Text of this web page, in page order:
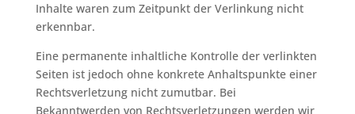
Inhalte waren zum Zeitpunkt der Verlinkung nicht
erkennbar.
Eine permanente inhaltliche Kontrolle der verlinkten
Seiten ist jedoch ohne konkrete Anhaltspunkte einer
Rechtsverletzung nicht zumutbar. Bei
Bekanntwerden von Rechtsverletzungen werden wir